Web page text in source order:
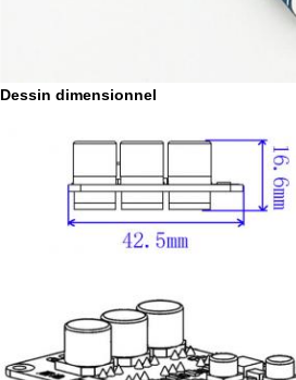
Dessin dimensionnel